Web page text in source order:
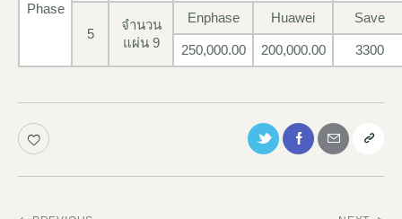
Phase
5
จำนวน
แผ่น 9
Enphase Huawei Save
250,000.00 200,000.00 3300